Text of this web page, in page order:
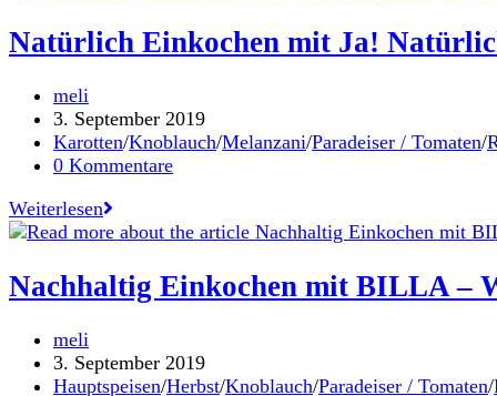
und
Brotwürfeln
Kooperation
mit
Ja!
Natürlich
Natürlich Einkochen mit Ja!
Beitrags-
Autor:
meli
Beitrag
veröffentlicht:
3. September 2019
Beitrags-
Kategorie:
Karotten/Knoblauch/Melanzani/Paradeiser / Tomaten/
Beitrags-
0 Kommentare
WeiterlesenNatürlich
Einkochen
Ja!
Natürlich
mit
Nachhaltig Einkochen mit BILLA –
Beitrags-
Autor:
meli
Beitrag
veröffentlicht:
3. September 2019
Beitrags-
Hauptspeisen/Herbst/Knoblauch/Paradeiser / Tomaten/